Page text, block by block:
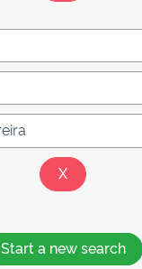
Start a new search